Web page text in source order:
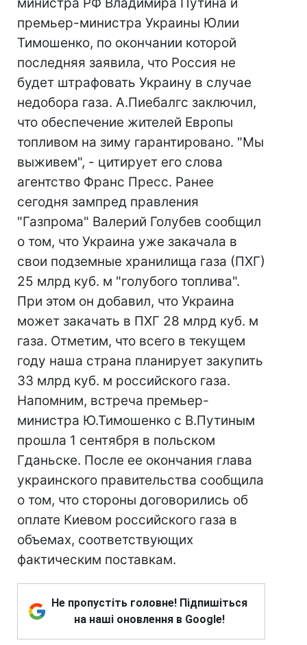
премьер-министра Украины Юлии
Тимошенко, по окончании которой
последняя заявила, что Россия не
будет штрафовать Украину в случае
недобора газа. А.Пиебалгс заключил,
что обеспечение жителей Европы
топливом на зиму гарантировано. "Мы
выживем", - цитирует его слова
агентство Франс Пресс. Ранее
сегодня зампред правления
"Газпрома" Валерий Голубев сообщил
о том, что Украина уже закачала в
свои подземные хранилища газа (ПХГ)
25 млрд куб. м "голубого топлива".
При этом он добавил, что Украина
может закачать в ПХГ 28 млрд куб. м
газа. Отметим, что всего в текущем
году наша страна планирует закупить
33 млрд куб. м российского газа.
Напомним, встреча премьер-
министра Ю.Тимошенко с В.Путиным
прошла 1 сентября в польском
Гданьске. После ее окончания глава
украинского правительства сообщила
о том, что стороны договорились об
оплате Киевом российского газа в
объемах, соответствующих
фактическим поставкам.
Не пропустіть головне! Підпишіться
на наші оновлення в Google!